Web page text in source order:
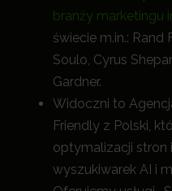
branży marketingu
świecie m.in.: Rand
Soulo, Cyrus
Gardner.
Widoczni to
Friendly z Polski,
optymalizacji
wyszukiwarek AI i